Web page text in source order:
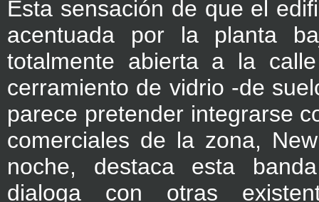
Esta sensación de que el
acentuada por la planta
totalmente abierta a la
cerramiento de vidrio -de
parece pretender integrarse
comerciales de la zona,
noche, destaca esta
dialoga con otras